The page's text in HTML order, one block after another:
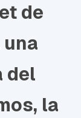
de
del
la